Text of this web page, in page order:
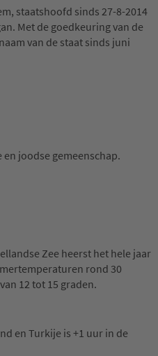
staatshoofd sinds 27-8-2014
Met de goedkeuring van de
van de staat sinds juni
joodse gemeenschap.
Zee heerst het hele jaar
rond 30
12 tot 15 graden.
en Turkije is +1 uur in de